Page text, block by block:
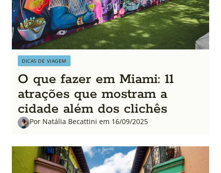
DICAS DE VIAGEM
O que fazer em Miami: 11
atrações que mostram a
cidade além dos clichês
Por Natália Becattini em 16/09/2025